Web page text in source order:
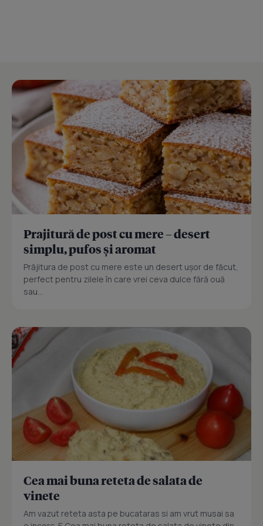
Prajitură de post cu mere – desert
simplu, pufos și aromat
Prăjitura de post cu mere este un desert ușor de făcut,
perfect pentru zilele în care vrei ceva dulce fără ouă
sau...
Cea mai buna reteta de salata de
vinete
Am vazut reteta asta pe bucataras si am vrut musai sa